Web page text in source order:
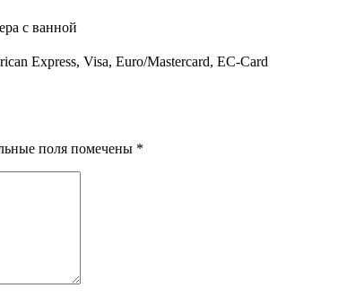
с ванной
Express, Visa, Euro/Mastercard, EC-Card
поля помечены *